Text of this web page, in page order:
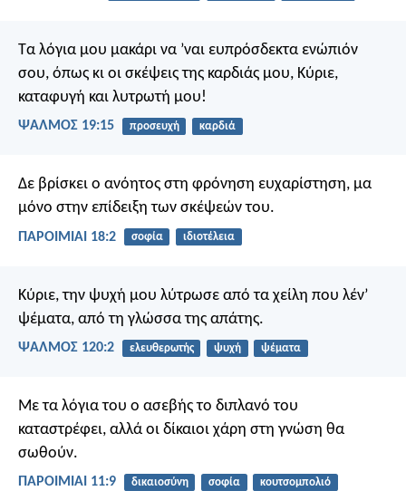
Τα λόγια μου μακάρι να ’ναι ευπρόσδεκτα ενώπιόν
σου, όπως κι οι σκέψεις της καρδιάς μου, Κύριε,
καταφυγή και λυτρωτή μου!
ΨΑΛΜΌΣ 19:15 προσευχή καρδιά
Δε βρίσκει ο ανόητος στη φρόνηση ευχαρίστηση, μα
μόνο στην επίδειξη των σκέψεών του.
ΠΑΡΟΙΜΙΑΙ 18:2 σοφία ιδιοτέλεια
Κύριε, την ψυχή μου λύτρωσε από τα χείλη που λέν’
ψέματα, από τη γλώσσα της απάτης.
ΨΑΛΜΌΣ 120:2 ελευθερωτής ψυχή ψέματα
Με τα λόγια του ο ασεβής το διπλανό του
καταστρέφει, αλλά οι δίκαιοι χάρη στη γνώση θα
σωθούν.
ΠΑΡΟΙΜΙΑΙ 11:9 δικαιοσύνη σοφία κουτσομπολιό